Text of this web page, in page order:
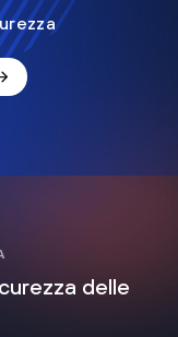
delle